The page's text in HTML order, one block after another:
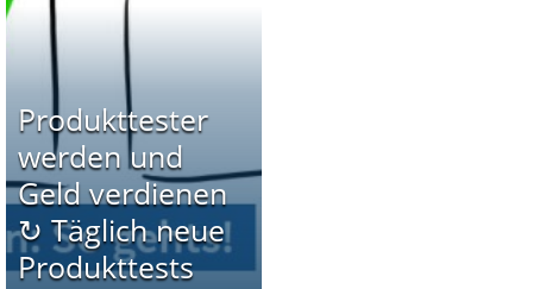
Produkttester
werden und
Geld verdienen
↻ Täglich neue
Produkttests